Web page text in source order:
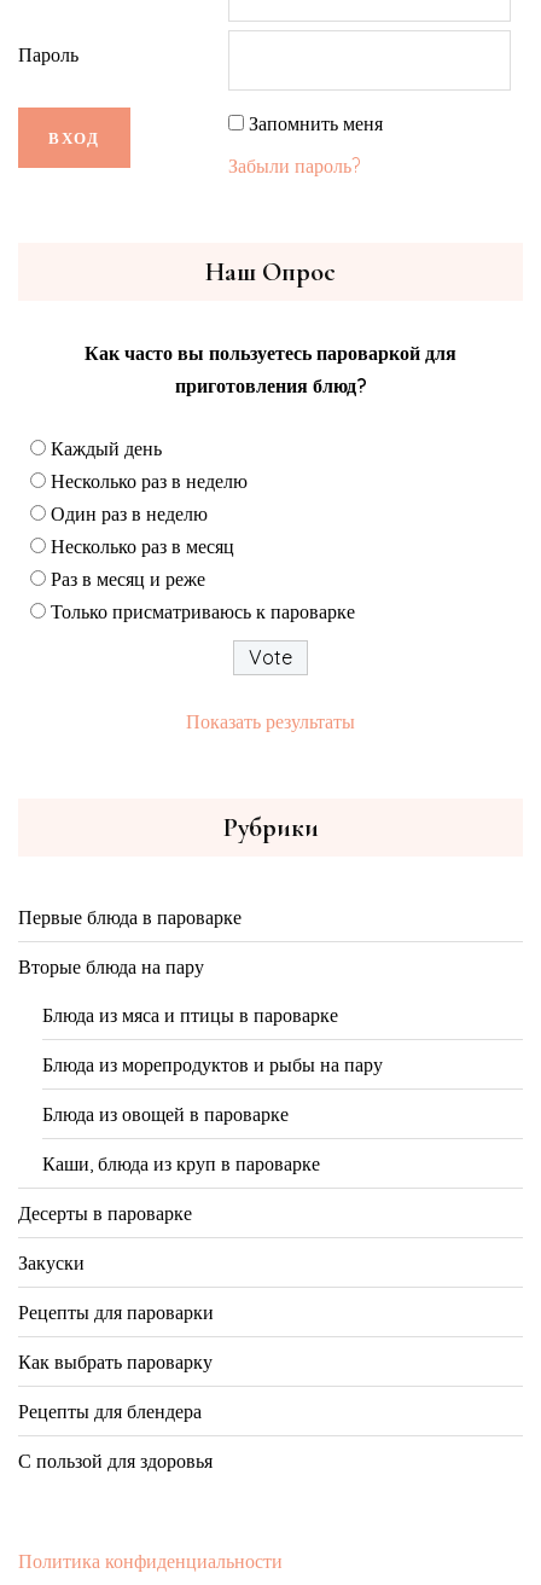
Пароль
Запомнить меня
Забыли пароль?
Наш Опрос
Как часто вы пользуетесь пароваркой для
приготовления блюд?
Каждый день
Несколько раз в неделю
Один раз в неделю
Несколько раз в месяц
Раз в месяц и реже
Только присматриваюсь к пароварке
Показать результаты
Рубрики
Первые блюда в пароварке
Вторые блюда на пару
Блюда из мяса и птицы в пароварке
Блюда из морепродуктов и рыбы на пару
Блюда из овощей в пароварке
Каши, блюда из круп в пароварке
Десерты в пароварке
Закуски
Рецепты для пароварки
Как выбрать пароварку
Рецепты для блендера
С пользой для здоровья
Политика конфиденциальности